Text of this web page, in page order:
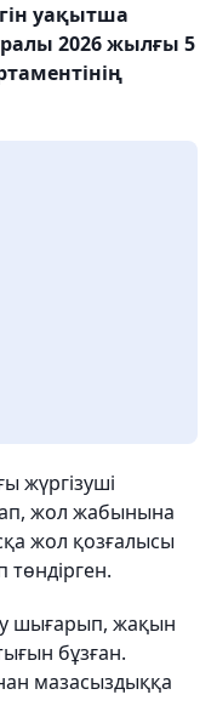
уақытша
2026 жылғы 5
жүргізуші
жол жабынына
жол қозғалысы
шығарып, жақын
бұзған.
мазасыздыққа